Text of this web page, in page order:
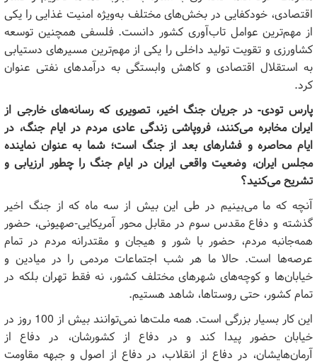
اقتصادی، خودکفایی در بخش‌های مختلف به‌ویژه امنیت غذایی را یکی
از مهم‌ترین عوامل تاب‌آوری کشور دانست. فلسفی همچنین توسعه
کشاورزی و تقویت تولید داخلی را یکی از مهم‌ترین مسیرهای دستیابی
به استقلال اقتصادی و کاهش وابستگی به درآمدهای نفتی عنوان
کرد.
پارس تودی- در جریان جنگ اخیر، تصویری که رسانه‌های خارجی از
ایران مخابره می‌کنند، فروپاشی زندگی عادی مردم در ایام جنگ، در
ایام محاصره و فشارهای بعد از جنگ است؛ شما به عنوان نماینده
مجلس ایران، وضعیت واقعی ایران در ایام جنگ را چطور ارزیابی و
تشریح می‌کنید؟
آنچه که ما می‌بینیم در طی این بیش از سه ماه که از جنگ اخیر
گذشته و دفاع مقدس سوم در مقابل محور آمریکایی-صهیونی، حضور
همه‌جانبه مردم، حضور با شور و هیجان و مقتدرانه مردم در تمام
عرصه‌ها است. حالا ما هر شب اجتماعات مردمی را در میادین و
خیابان‌ها و کوچه‌های شهرهای مختلف کشور، نه فقط تهران بلکه در
تمام کشور، حتی روستاها، شاهد هستیم.
این کار بسیار بزرگی است. همه ملت‌ها نمی‌توانند بیش از 100 روز در
خیابان حضور پیدا کند و در دفاع از کشورشان، در دفاع از
آرمان‌هایشان، در دفاع از انقلاب، در دفاع از اصول و جبهه مقاومت